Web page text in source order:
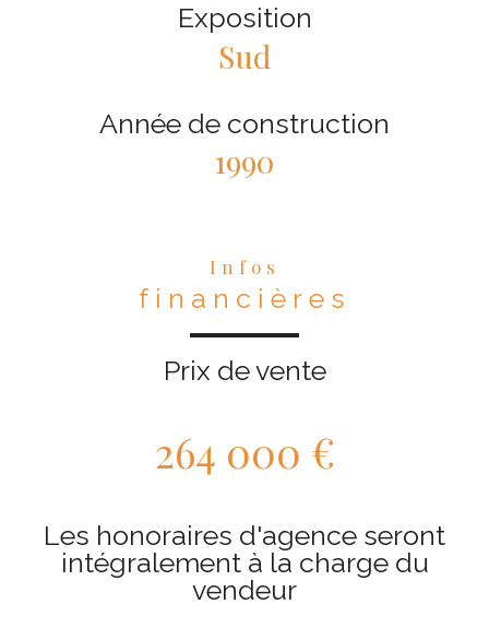
Exposition
Sud
Année de construction
1990
Infos
financières
Prix de vente
264 000 €
Les honoraires d'agence seront
intégralement à la charge du
vendeur